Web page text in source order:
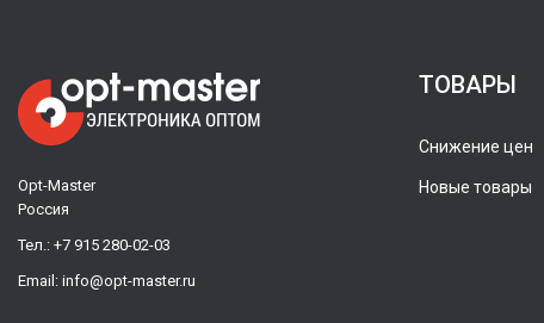
Opt-Master
Россия
Тел.: +7 915 280-02-03
Email: info@opt-master.ru
ТОВАРЫ
Снижение цен
Новые товары